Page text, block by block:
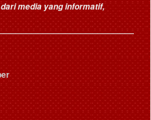
media yang informatif,